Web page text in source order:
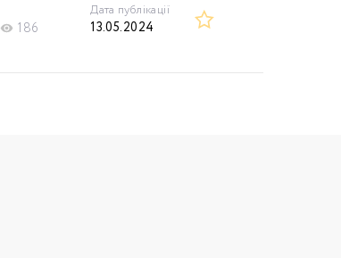
186
Дата публікації
13.05.2024